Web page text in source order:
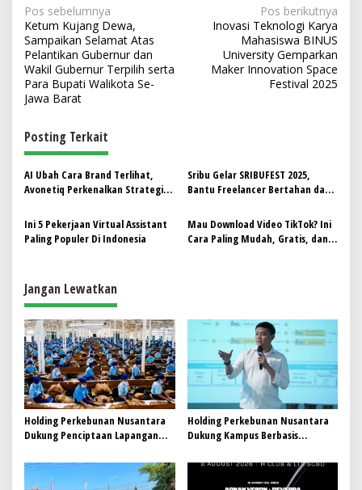
N
a
v
i
g
a
s
i
p
o
s
Pos sebelumnya
Ketum Kujang Dewa,
Sampaikan Selamat Atas
Pelantikan Gubernur dan
Wakil Gubernur Terpilih serta
Para Bupati Walikota Se-
Jawa Barat
Pos berikutnya
Inovasi Teknologi Karya
Mahasiswa BINUS
University Gemparkan
Maker Innovation Space
Festival 2025
Posting Terkait
AI Ubah Cara Brand Terlihat,
Avonetiq Perkenalkan Strategi
Sribu Gelar SRIBUFEST 2025,
Bantu Freelancer Bertahan dan
Ini 5 Pekerjaan Virtual Assistant
Paling Populer Di Indonesia
Mau Download Video TikTok? Ini
Cara Paling Mudah, Gratis, dan
Jangan Lewatkan
Holding Perkebunan Nusantara
Dukung Penciptaan Lapangan
Pekerja di Pabrik Tembakau
Holding Perkebunan Nusantara
Dukung Kampus Berbasis
Jadi Mahasiswa Angkatan
Pertama Magister ITSI